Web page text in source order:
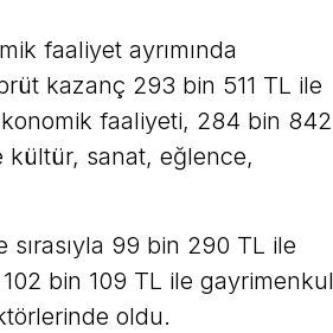
faaliyet ayrımında
kazanç 293 bin 511 TL ile
faaliyeti, 284 bin 842
kültür, sanat, eğlence,
99 bin 290 TL ile
bin 109 TL ile gayrimenkul
oldu.